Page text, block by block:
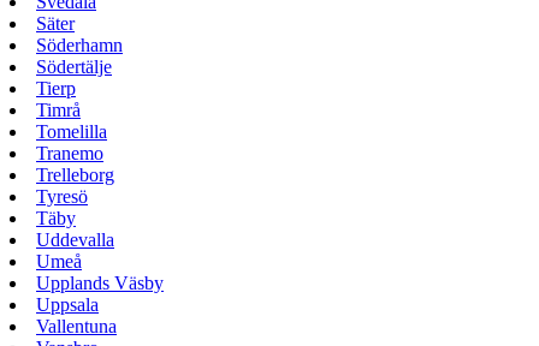
Säter
Söderhamn
Södertälje
Tierp
Timrå
Tomelilla
Tranemo
Trelleborg
Tyresö
Täby
Uddevalla
Umeå
Upplands Väsby
Uppsala
Vallentuna